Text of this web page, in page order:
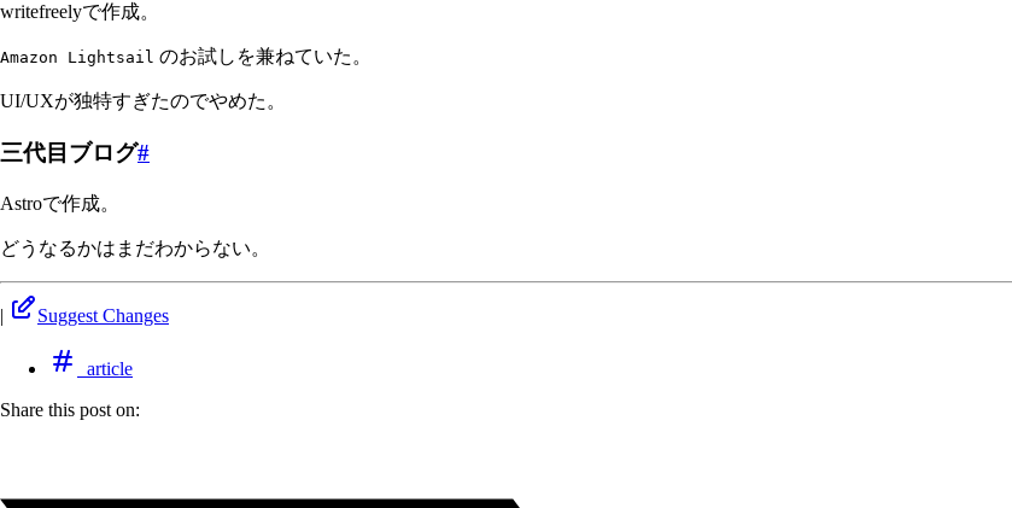
writefreelyで作成。
Amazon Lightsail のお試しを兼ねていた。
UI/UXが独特すぎたのでやめた。
三代目ブログ#
Astroで作成。
どうなるかはまだわからない。
| Suggest Changes
article
Share this post on: